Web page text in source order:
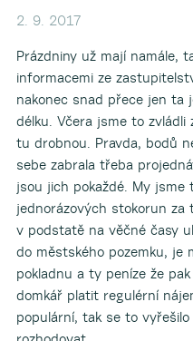
2. 9. 2017
Prázdniny už mají namále,
informacemi ze
nakonec snad přece jen ta
délku. Včera jsme to
tu drobnou. Pravda, bodů
sebe zabrala třeba
jsou jich pokaždé. My jsme
jednorázových stokorun za
v podstatě na věčné časy
do městského pozemku, je
pokladnu a ty peníze že
domkář platit regulérní
populární, tak se to